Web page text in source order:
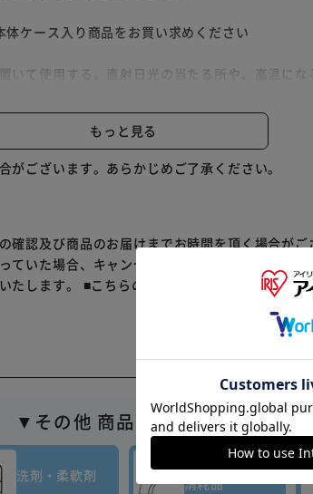
ケース入り商品をお買い求めください
いて使用する。直射日光の当たる所や、高温に
があるため使用しない。内容物がこぼれた場合は
。まれに香料が色移りする場合がある。
。未開封の香りパックは外箱パッケージと一緒に
管しておく。
った場合は、すぐに水を飲ませるなどの応急処置
ったりした場合は、すぐに水で充分に洗い流す。
オイが染み込まない素材には効果がありません
もっと見る
ございます。あらかじめご了承ください。
認及び商品のお届けまでお時間を頂く場合がご
ていた場合、キャンセル又は注文内容の変更をお
たします。 ■こちらの商品はアイリスプラザがセ
▼その他 商品はこちら▼
洗剤・柔軟剤
キッチン
消耗品
※ご確認ください